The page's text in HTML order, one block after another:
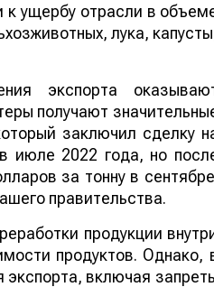
к ущербу отрасли в
лука,
экспорта
получают
заключил сделку
июле 2022 года, но
за тонну в
правительства.
продукции
продуктов. Однако,
экспорта, включая